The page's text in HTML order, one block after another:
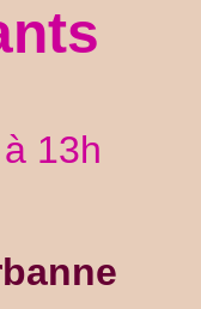
13h